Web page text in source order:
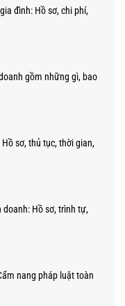
đình: Hồ sơ, chi phí,
gồm những gì, bao
sơ, thủ tục, thời gian,
doanh: Hồ sơ, trình tự,
nang pháp luật toàn